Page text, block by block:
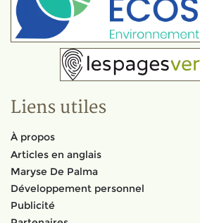
Liens utiles
À propos
Articles en anglais
Maryse De Palma
Développement personnel
Publicité